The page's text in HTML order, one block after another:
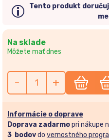
Tento produkt
Na sklade
Môžete mať dnes
- +
Informácie o doprave
Doprava zadarmopri nákupe
3 bodovdo vernostného